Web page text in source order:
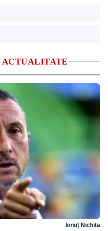
ACTUALITATE
Ionuț Nichita